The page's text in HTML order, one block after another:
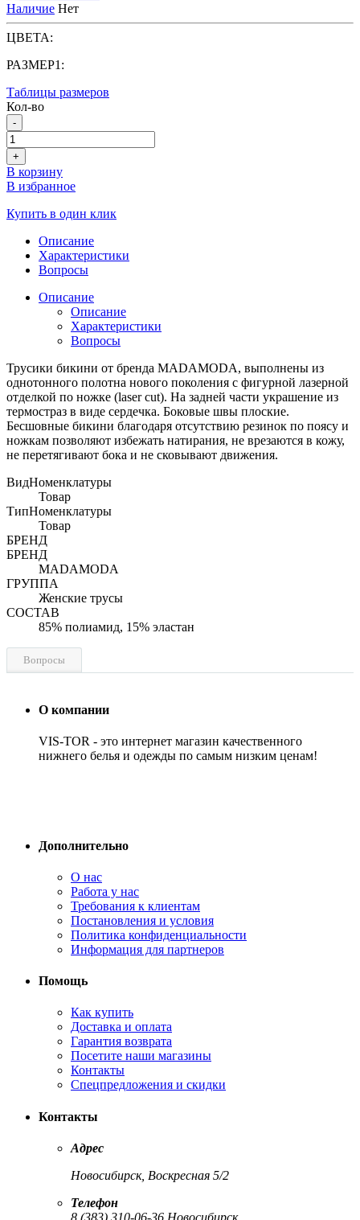
Наличие Нет
ЦВЕТА:
РАЗМЕР1:
Таблицы размеров
Кол-во
-
+
В корзину
В избранное
Купить в один клик
Описание
Характеристики
Вопросы
Описание
Описание
Характеристики
Вопросы
Трусики бикини от бренда MADAMODA, выполнены из
однотонного полотна нового поколения с фигурной лазерной
отделкой по ножке (laser cut). На задней части украшение из
термостраз в виде сердечка. Боковые швы плоские.
Бесшовные бикини благодаря отсутствию резинок по поясу и
ножкам позволяют избежать натирания, не врезаются в кожу,
не перетягивают бока и не сковывают движения.
ВидНоменклатуры
Товар
ТипНоменклатуры
Товар
БРЕНД
БРЕНД
MADAMODA
ГРУППА
Женские трусы
СОСТАВ
85% полиамид, 15% эластан
Вопросы
О компании
VIS-TOR - это интернет магазин качественного
нижнего белья и одежды по самым низким ценам!
Дополнительно
О нас
Работа у нас
Требования к клиентам
Постановления и условия
Политика конфиденциальности
Информация для партнеров
Помощь
Как купить
Доставка и оплата
Гарантия возврата
Посетите наши магазины
Контакты
Спецпредложения и скидки
Контакты
Адрес
Новосибирск, Воскресная 5/2
Телефон
8 (383) 310-06-36 Новосибирск